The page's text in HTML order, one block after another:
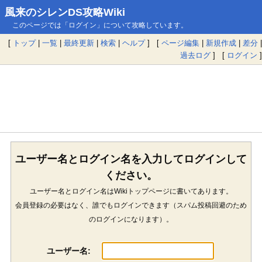
風来のシレンDS攻略Wiki
このページでは「ログイン」について攻略しています。
[ トップ| 一覧 | 最終更新 | 検索 | ヘルプ] [ ページ編集 | 新規作成 | 差分 |
過去ログ ] [ ログイン ]
ユーザー名とログイン名を入力してログインして
ください。
ユーザー名とログイン名はWikiトップページに書いてあります。
会員登録の必要はなく、誰でもログインできます（スパム投稿回避のため
のログインになります）。
ユーザー名: